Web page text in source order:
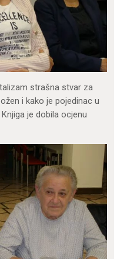
strašna stvar za
i kako je pojedinac u
je dobila ocjenu